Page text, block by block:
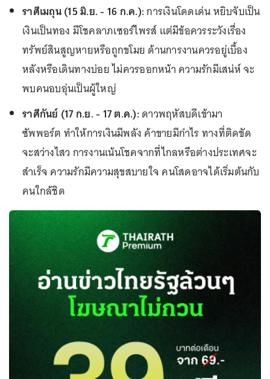
ราศีเมถุน (15 มิ.ย. - 16 ก.ค.):การเงินโดดเด่น หยิบจับเป็น
เงินเป็นทอง มีโชคลาภเซอร์ไพรส์ แต่มีข้อควรระวังเรื่อง
ทรัพย์สินสูญหายหรือถูกขโมย ด้านการงานควรอยู่เบื้อง
หลังหรือเดินทางบ่อย ไม่ควรออกหน้า ความรักมีเสน่ห์ จะ
พบคนอบอุ่นเป็นผู้ใหญ่
ราศีกันย์ (17 ก.ย. - 17 ต.ค.):ดาวพฤหัสบดีเข้ามา
ซัพพอร์ต ทำให้การเงินมีพลัง ค้าขายมีกำไร ทางที่ติดขัด
จะสว่างไสว การงานเน้นโชคจากที่ไกลหรือต่างประเทศจะ
สำเร็จ ความรักมีความสุขสบายใจ คนโสดอาจได้เริ่มต้นกับ
คนใกล้ชิด